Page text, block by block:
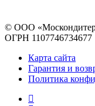
© ООО
ОГРН 1107746734677
Карта сайта
Гарантия и
Политика